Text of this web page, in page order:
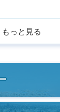
もっと見る